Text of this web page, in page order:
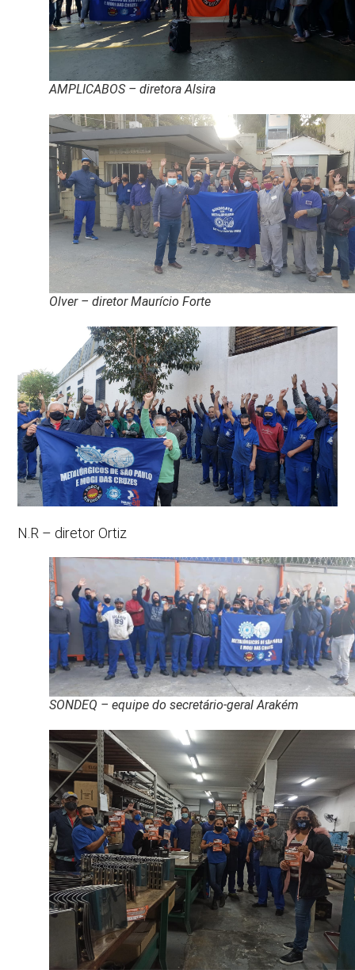
AMPLICABOS – diretora Alsira
Olver – diretor Maurício Forte
N.R – diretor Ortiz
SONDEQ – equipe do secretário-geral Arakém